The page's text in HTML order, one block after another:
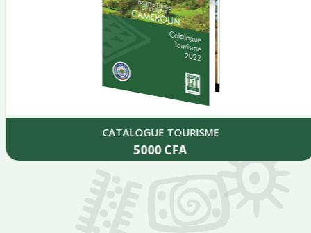
CATALOGUE TOURISME
5000CFA